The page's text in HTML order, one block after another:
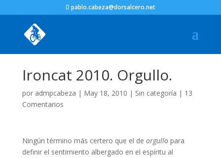
pablo.cabeza@dorsalcero.net
Ironcat 2010. Orgullo.
por admpcabeza | May 18, 2010 | Sin categoría | 13
Comentarios
Ningún término más certero que el de orgullopara
definir el sentimiento albergado en el espíritu al